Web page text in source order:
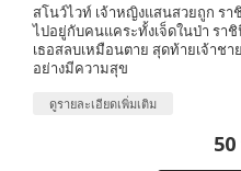
สโนว์ไวท์ เจ้าหญิงแสนสวยถูก ร
ไปอยู่กับคนแคระทั้งเจ็ดในป่า ร
เธอสลบเหมือนตาย สุดท้ายเจ้าช
อย่างมีความสุข
ดูรายละเอียดเพิ่มเติม